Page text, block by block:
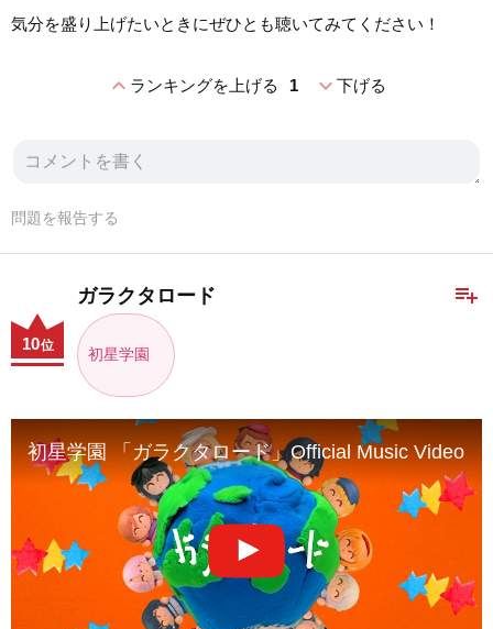
気分を盛り上げたいときにぜひとも聴いてみてください！
expand_lessランキングを上げる 1 expand_more下げる
問題を報告する
playlist_add
ガラクタロード
初星学園
10位
初星学園 「ガラクタロード」Official Music Video